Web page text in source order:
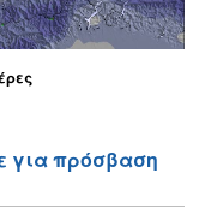
για πρόσβαση